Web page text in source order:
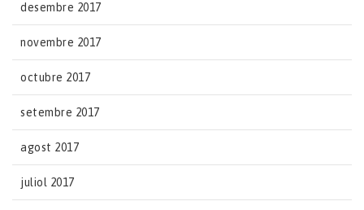
desembre 2017
novembre 2017
octubre 2017
setembre 2017
agost 2017
juliol 2017